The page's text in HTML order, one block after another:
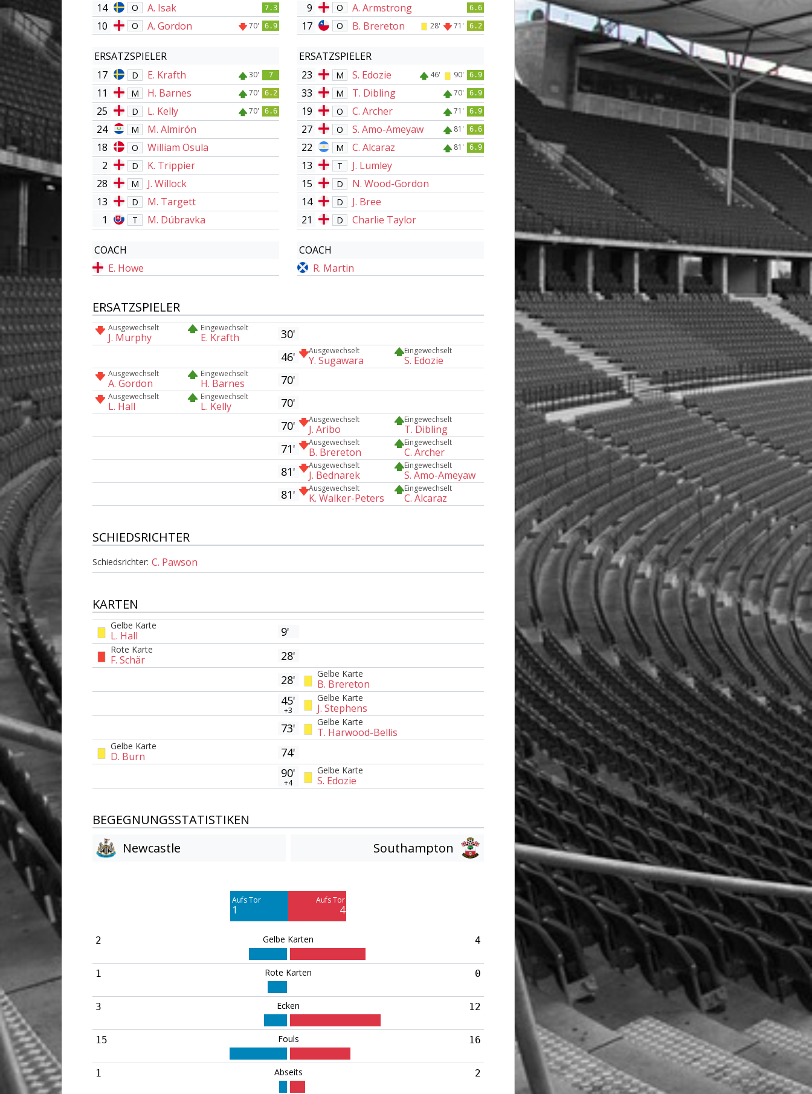
14 O A. Isak 7.3
10 O A. Gordon 70' 6.9
ERSATZSPIELER
17
D E. Krafth 30' 7
11 M H. Barnes 70' 6.2
25 D L. Kelly 70' 6.6
24 M
M. Almirón
18
O
William Osula
2
D
K. Trippier
28
M
J. Willock
13
D
M. Targett
1
T M. Dúbravka
COACH
E. Howe
9 O A. Armstrong 6.6
17 O B. Brereton 28' 71' 6.2
ERSATZSPIELER
23
M S. Edozie 46' 90' 6.9
33 M T. Dibling 70' 6.9
19 O C. Archer 71' 6.9
27 O S. Amo-Ameyaw 81' 6.6
22 M C. Alcaraz 81' 6.9
13 T
J. Lumley
15
D
N. Wood-Gordon
14
D
J. Bree
21
D Charlie Taylor
COACH
R. Martin
ERSATZSPIELER
Ausgewechselt
J. Murphy
Eingewechselt
E. Krafth
30'
46'
Ausgewechselt
Y. Sugawara
Eingewechselt
S. Edozie
Ausgewechselt
A. Gordon
Eingewechselt
H. Barnes 70'
Ausgewechselt
L. Hall
Eingewechselt
L. Kelly
70'
70'
Ausgewechselt
J. Aribo
Eingewechselt
T. Dibling
71' Ausgewechselt
B. Brereton
Eingewechselt
C. Archer
81' Ausgewechselt
J. Bednarek
Eingewechselt
S. Amo-Ameyaw
81' Ausgewechselt
K. Walker-Peters
Eingewechselt
C. Alcaraz
SCHIEDSRICHTER
Schiedsrichter: C. Pawson
KARTEN
Gelbe Karte
L. Hall 9'
Rote Karte
F. Schär
28'
28'
Gelbe Karte
B. Brereton
45'
+3
Gelbe Karte
J. Stephens
73' Gelbe Karte
T. Harwood-Bellis
Gelbe Karte
D. Burn
74'
90'
+4
Gelbe Karte
S. Edozie
BEGEGNUNGSSTATISTIKEN
Newcastle
Southampton
Aufs Tor
1
Aufs Tor
4
2 Gelbe Karten 4
1 Rote Karten 0
3 Ecken 12
15 Fouls 16
1 Abseits 2